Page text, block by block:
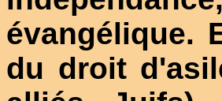
évangélique.
du droit